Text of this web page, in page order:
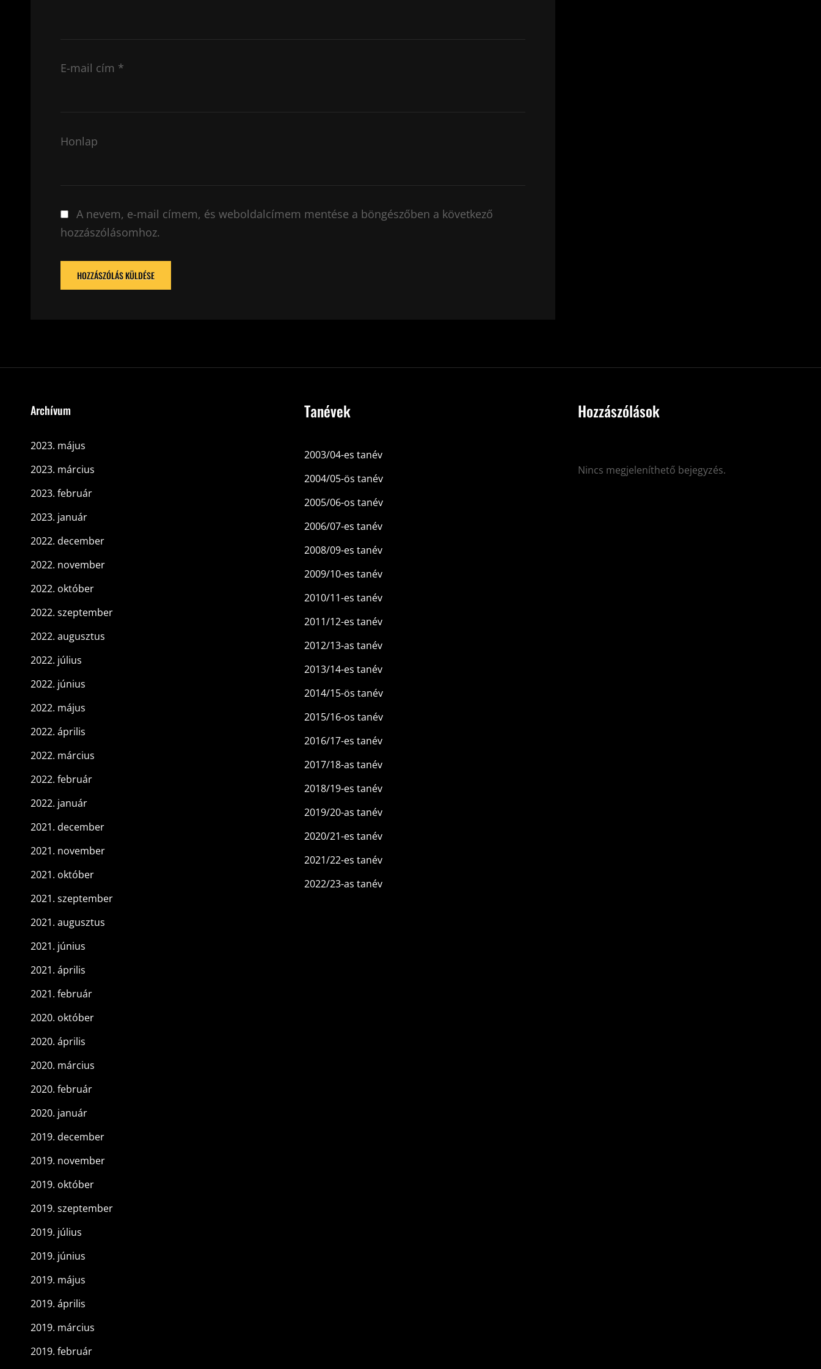
E-mail cím *
Honlap
A nevem, e-mail címem, és weboldalcímem mentése a böngészőben a következő
hozzászólásomhoz.
Archívum
2023. május
2023. március
2023. február
2023. január
2022. december
2022. november
2022. október
2022. szeptember
2022. augusztus
2022. július
2022. június
2022. május
2022. április
2022. március
2022. február
2022. január
2021. december
2021. november
2021. október
2021. szeptember
2021. augusztus
2021. június
2021. április
2021. február
2020. október
2020. április
2020. március
2020. február
2020. január
2019. december
2019. november
2019. október
2019. szeptember
2019. július
2019. június
2019. május
2019. április
2019. március
2019. február
Tanévek
2003/04-es tanév
2004/05-ös tanév
2005/06-os tanév
2006/07-es tanév
2008/09-es tanév
2009/10-es tanév
2010/11-es tanév
2011/12-es tanév
2012/13-as tanév
2013/14-es tanév
2014/15-ös tanév
2015/16-os tanév
2016/17-es tanév
2017/18-as tanév
2018/19-es tanév
2019/20-as tanév
2020/21-es tanév
2021/22-es tanév
2022/23-as tanév
Hozzászólások
Nincs megjeleníthető bejegyzés.